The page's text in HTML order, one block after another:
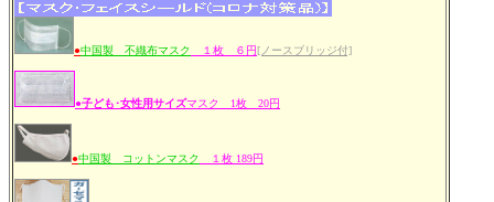
●中国製 不織布マスク １枚 ６円[ノースブリッジ付]
●子ども･女性用サイズマスク 1枚 20円
●中国製 コットンマスク １枚 189円